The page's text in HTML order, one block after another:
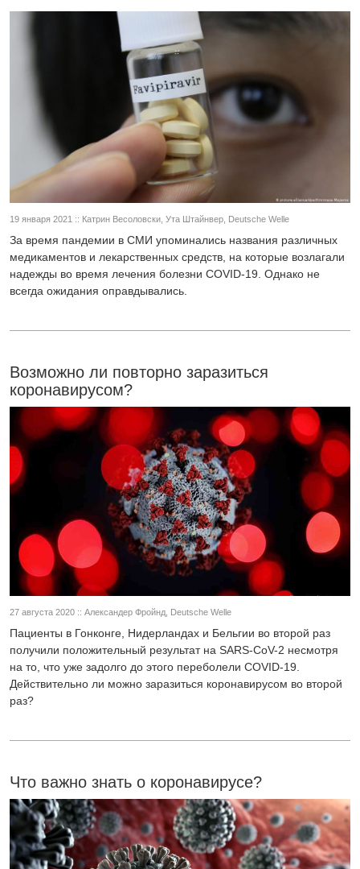
19 января 2021 :: Катрин Весоловски, Ута Штайнвер, Deutsche Welle
За время пандемии в СМИ упоминались названия различных
медикаментов и лекарственных средств, на которые возлагали
надежды во время лечения болезни COVID-19. Однако не
всегда ожидания оправдывались.
Возможно ли повторно заразиться
коронавирусом?
27 августа 2020 :: Александер Фройнд, Deutsche Welle
Пациенты в Гонконге, Нидерландах и Бельгии во второй раз
получили положительный результат на SARS-CoV-2 несмотря
на то, что уже задолго до этого переболели COVID-19.
Действительно ли можно заразиться коронавирусом во второй
раз?
Что важно знать о коронавирусе?